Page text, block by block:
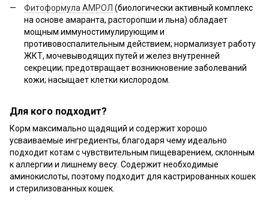
Фитоформула АМРОЛ (биологически активный комплекс
на основе амаранта, расторопши и льна) обладает
мощным иммуностимулирующим и
противовоспалительным действием; нормализует работу
ЖКТ, мочевыводящих путей и желез внутренней
секреции; предотвращает возникновение заболеваний
кожи; насыщает клетки кислородом.
Для кого подходит?
Корм максимально щадящий и содержит хорошо
усваиваемые ингредиенты, благодаря чему идеально
подходит котам с чувствительным пищеварением, склонным
к аллергии и лишнему весу. Содержит необходимые
аминокислоты, поэтому подходит для кастрированных кошек
и стерилизованных кошек.